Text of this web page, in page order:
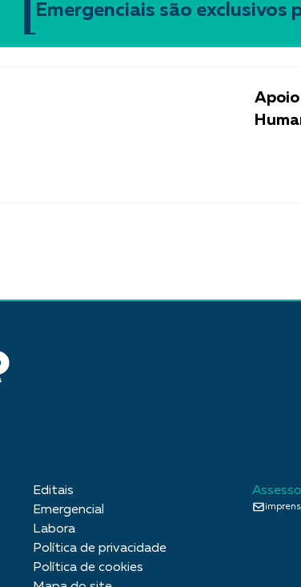
Emergenciais são
Apoio
Editais
Emergencial
Labora
Política de privacidade
Política de cookies